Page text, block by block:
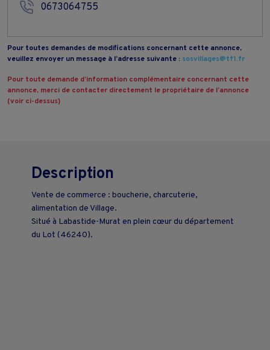
0673064755
Pour toutes demandes de modifications concernant cette annonce,
veuillez envoyer un message à l’adresse suivante : sosvillages@tf1.fr
Pour toute demande d’information complémentaire concernant cette
annonce, merci de contacter directement le propriétaire de l’annonce
(voir ci-dessus)
Description
Vente de commerce : boucherie, charcuterie,
alimentation de Village.
Situé à Labastide-Murat en plein cœur du département
du Lot (46240).